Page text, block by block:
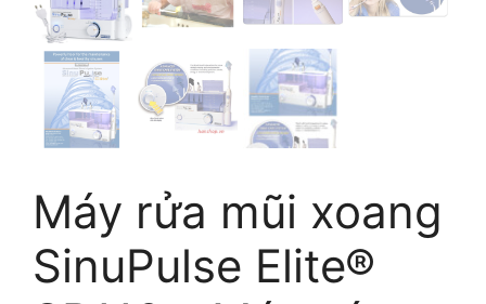
Máy rửa mũi xoang
SinuPulse Elite®